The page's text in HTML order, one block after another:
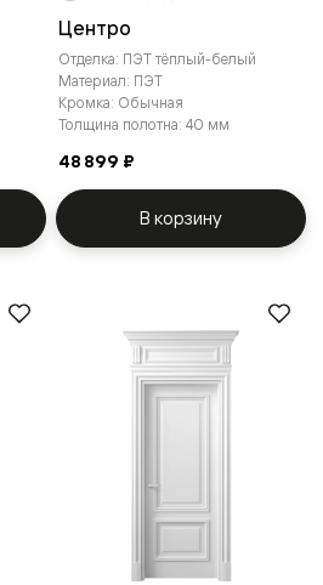
Центро
Отделка: ПЭТ тёплый-белый
Материал: ПЭТ
Кромка: Обычная
Толщина полотна: 40 мм
48 899 ₽
В корзину